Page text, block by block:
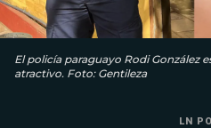
El policía paraguayo Rodi González
atractivo. Foto: Gentileza
LN